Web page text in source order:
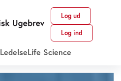
Log ud
Log ind
LedelseLife Science